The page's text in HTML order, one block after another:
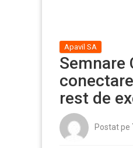
Apavil SA
Semnare
rest de
Postat pe